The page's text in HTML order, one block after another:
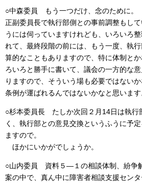
○中森委員 もう一つだけ、念のために。
正副委員長で執行部側との事前調整もし
うには伺っていますけれども、いろいろ
れて、最終段階の前には、もう一度、執
算的なこともありますので、特に体制と
ろいろと勝手に書いて、議会の一方的な
りますので、そういう場も必要ではない
条例が運ばれるんではないかなと思います
○杉本委員長 たしか次回２月14日は執行
く、執行部との意見交換というふうに予
ますので。
ほかにいかがでしょうか。
○山内委員 資料５―１の相談体制、紛争
案の中で、真ん中に障害者相談支援セン